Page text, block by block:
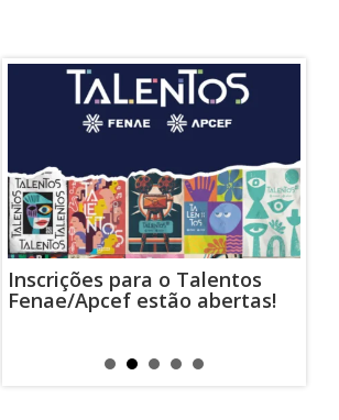
Inscrições para o Talentos
Fenae/Apcef estão abertas!